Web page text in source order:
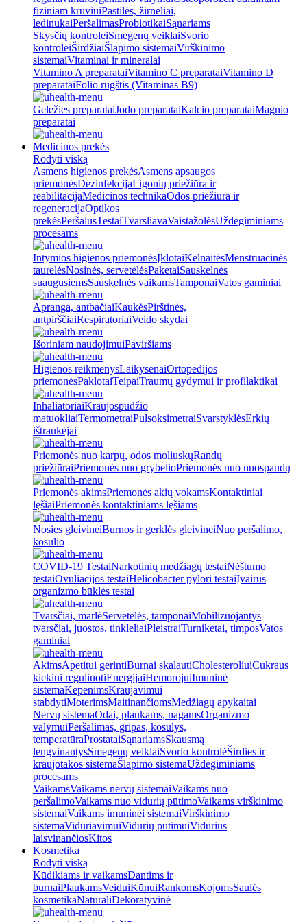
fiziniam krūviuiPastilės, žirneliai,
ledinukaiPeršalimasProbiotikaiSąnariams
Skysčių kontroleiSmegenų veiklaiSvorio
kontroleiŠirdžiaiŠlapimo sistemaiVirškinimo
sistemaiVitaminai ir mineralai
Vitamino A preparataiVitamino C preparataiVitamino D
preparataiFolio rūgštis (Vitaminas B9)
Geležies preparataiJodo preparataiKalcio preparataiMagnio
preparatai
Medicinos prekės
Rodyti viską
Asmens higienos prekėsAsmens apsaugos
priemonėsDezinfekcijaLigonių priežiūra ir
reabilitacijaMedicinos technikaOdos priežiūra ir
regeneracijaOptikos
prekėsPeršalusTestaiTvarsliavaVaistažolėsUždegiminiams
procesams
Intymios higienos priemonėsĮklotaiKelnaitėsMenstruacinės
taurelėsNosinės, servetėlėsPaketaiSauskelnės
suaugusiemsSauskelnės vaikamsTamponaiVatos gaminiai
Apranga, antbačiaiKaukėsPirštinės,
antpirščiaiRespiratoriaiVeido skydai
Išoriniam naudojimuiPaviršiams
Higienos reikmenysLaikysenaiOrtopedijos
priemonėsPaklotaiTeipaiTraumų gydymui ir profilaktikai
InhaliatoriaiKraujospūdžio
matuokliaiTermometraiPulsoksimetraiSvarstyklėsErkių
ištraukėjai
Priemonės nuo karpų, odos moliuskųRandų
priežiūraiPriemonės nuo grybelioPriemonės nuo nuospaudų
Priemonės akimsPriemonės akių vokamsKontaktiniai
lęšiaiPriemonės kontaktiniams lęšiams
Nosies gleivineiBurnos ir gerklės gleivineiNuo peršalimo,
kosulio
COVID-19 TestaiNarkotinių medžiagų testaiNėštumo
testaiOvuliacijos testaiHelicobacter pylori testaiĮvairūs
organizmo būklės testai
Tvarsčiai, marlėServetėlės, tamponaiMobilizuojantys
tvarsčiai, juostos, tinkleliaiPleistraiTurniketai, timposVatos
gaminiai
AkimsApetitui gerintiBurnai skalautiCholesteroliuiCukraus
kiekiui reguliuotiEnergijaiHemorojuiImuninė
sistemaKepenimsKraujavimui
stabdytiMoterimsMaitinančiomsMedžiagų apykaitai
Nervų sistemaOdai, plaukams, nagamsOrganizmo
valymuiPeršalimas, gripas, kosulys,
temperatūraProstataiSąnariamsSkausmą
lengvinantysSmegenų veiklaiSvorio kontrolėŠirdies ir
kraujotakos sistemaŠlapimo sistemaUždegiminiams
procesams
VaikamsVaikams nervų sistemaiVaikams nuo
peršalimoVaikams nuo vidurių pūtimoVaikams virškinimo
sistemaiVaikams imuninei sistemaiVirškinimo
sistemaViduriavimuiVidurių pūtimuiVidurius
laisvinančiosKitos
Kosmetika
Rodyti viską
Kūdikiams ir vaikamsDantims ir
burnaiPlaukamsVeiduiKūnuiRankomsKojomsSaulės
kosmetikaNatūraliDekoratyvinė